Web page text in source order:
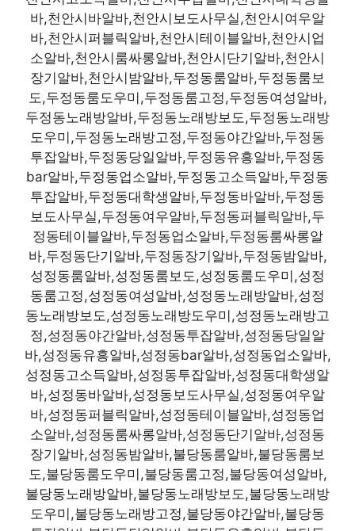
바,천안시바알바,천안시보도사무실,천안시여우알
바,천안시퍼블릭알바,천안시테이블알바,천안시업
소알바,천안시룸싸롱알바,천안시단기알바,천안시
장기알바,천안시밤알바,두정동룸알바,두정동룸보
도,두정동룸도우미,두정동룸고정,두정동여성알바,
두정동노래방알바,두정동노래방보도,두정동노래방
도우미,두정동노래방고정,두정동야간알바,두정동
투잡알바,두정동당일알바,두정동유흥알바,두정동
bar알바,두정동업소알바,두정동고소득알바,두정동
투잡알바,두정동대학생알바,두정동바알바,두정동
보도사무실,두정동여우알바,두정동퍼블릭알바,두
정동테이블알바,두정동업소알바,두정동룸싸롱알
바,두정동단기알바,두정동장기알바,두정동밤알바,
성정동룸알바,성정동룸보도,성정동룸도우미,성정
동룸고정,성정동여성알바,성정동노래방알바,성정
동노래방보도,성정동노래방도우미,성정동노래방고
정,성정동야간알바,성정동투잡알바,성정동당일알
바,성정동유흥알바,성정동bar알바,성정동업소알바,
성정동고소득알바,성정동투잡알바,성정동대학생알
바,성정동바알바,성정동보도사무실,성정동여우알
바,성정동퍼블릭알바,성정동테이블알바,성정동업
소알바,성정동룸싸롱알바,성정동단기알바,성정동
장기알바,성정동밤알바,불당동룸알바,불당동룸보
도,불당동룸도우미,불당동룸고정,불당동여성알바,
불당동노래방알바,불당동노래방보도,불당동노래방
도우미,불당동노래방고정,불당동야간알바,불당동